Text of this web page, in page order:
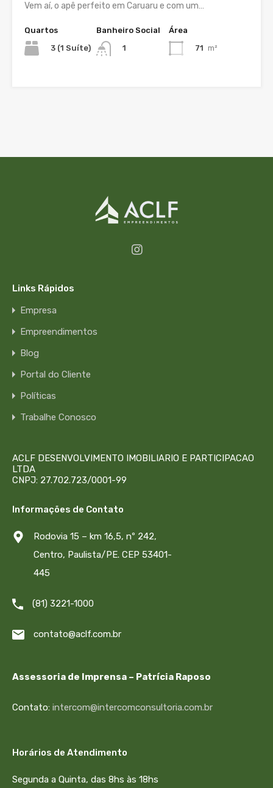
Vem aí, o apê perfeito em Caruaru e com um…
Quartos
3 (1 Suíte)
Banheiro Social
1
Área
71 m²
Links Rápidos
Empresa
Empreendimentos
Blog
Portal do Cliente
Políticas
Trabalhe Conosco
ACLF DESENVOLVIMENTO IMOBILIARIO E PARTICIPACAO
LTDA
CNPJ: 27.702.723/0001-99
Informações de Contato
Rodovia 15 – km 16,5, nº 242,
Centro, Paulista/PE. CEP 53401-
445
(81) 3221-1000
contato@aclf.com.br
Assessoria de Imprensa – Patrícia Raposo
Contato: intercom@intercomconsultoria.com.br
Horários de Atendimento
Segunda a Quinta, das 8hs às 18hs